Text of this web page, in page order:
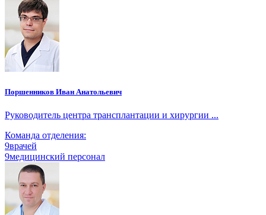
Поршенников Иван Анатольевич
Руководитель центра трансплантации и хирургии ...
Команда отделения:
9врачей
9медицинский персонал